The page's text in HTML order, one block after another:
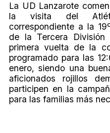
La UD Lanzarote
la visita del
correspondiente a la
de la Tercera
primera vuelta de la
programado para las
enero, siendo una
aficionados rojillos
participen en la
para las familias más